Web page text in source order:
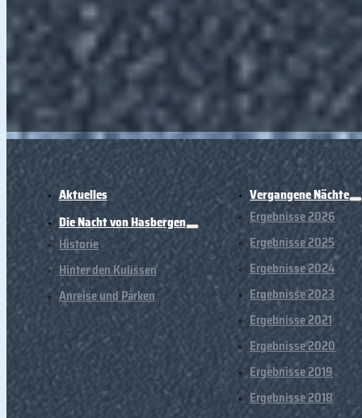
Aktuelles
Die Nacht von Hasbergen
Historie
Hinter den Kulissen
Anreise und Parken
Vergangene Nächte
Ergebnisse 2026
Ergebnisse 2025
Ergebnisse 2024
Ergebnisse 2023
Ergebnisse 2021
Ergebnisse 2020
Ergebnisse 2019
Ergebnisse 2018